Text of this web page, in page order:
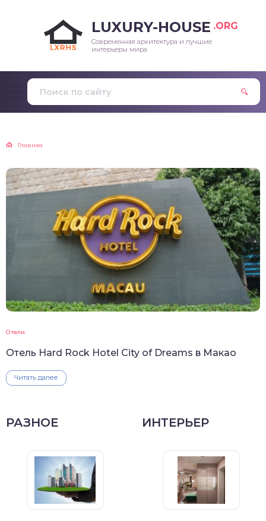
LUXURY-HOUSE .ORG
Современная архитектура и лучшие
интерьеры мира
Главная
Отели
Отель Hard Rock Hotel City of Dreams в Макао
Читать далее
РАЗНОЕ ИНТЕРЬЕР